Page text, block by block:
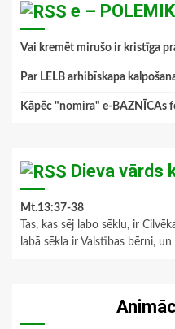
e –
Vai kremēt mirušo ir kristīga
Par LELB arhibīskapa
Kāpēc "nomira" e-BAZNĪCAs
Dieva vārds
Mt.13:37-38
Tas, kas sēj labo sēklu, ir
labā sēkla ir Valstības bērni,